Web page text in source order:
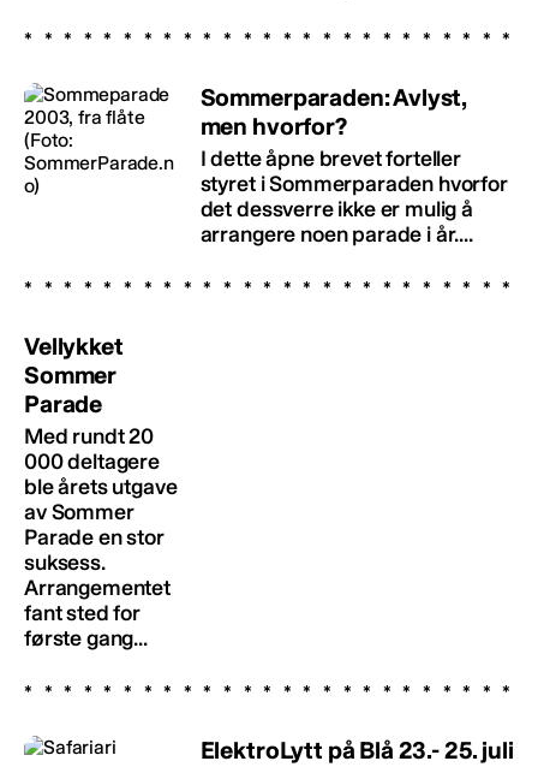
Sommerparaden: Avlyst,
men hvorfor?
I dette åpne brevet forteller
styret i Sommerparaden hvorfor
det dessverre ikke er mulig å
arrangere noen parade i år....
Vellykket
Sommer
Parade
Med rundt 20
000 deltagere
ble årets utgave
av Sommer
Parade en stor
suksess.
Arrangementet
fant sted for
første gang...
ElektroLytt på Blå 23.- 25. juli